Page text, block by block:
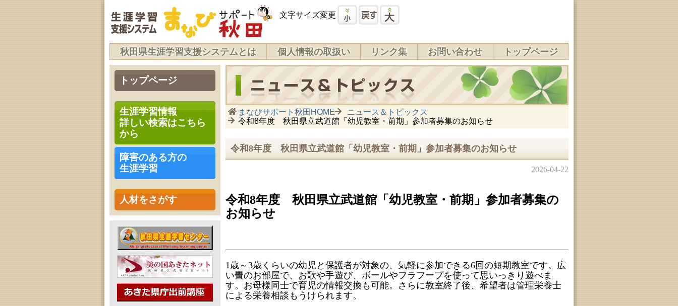
文字サイズ変更
秋田県生涯学習支援システムとは 個人情報の取扱い リンク集 お問い合わせ トップページ
トップページ
生涯学習情報
詳しい検索はこちら
から
障害のある方の
生涯学習
人材をさがす
まなびサポート秋田HOME
ニュース＆トピックス
令和8年度 秋田県立武道館「幼児教室・前期」参加者募集のお知らせ
令和8年度 秋田県立武道館「幼児教室・前期」参加者募集のお知らせ
2026-04-22
令和8年度 秋田県立武道館「幼児教室・前期」参加者募集の
お知らせ
1歳～3歳くらいの幼児と保護者が対象の、気軽に参加できる6回の短期教室です。広
い畳のお部屋で、お歌や手遊び、ボールやフラフープを使って思いっきり遊べま
す。お母様同士で育児の情報交換も可能。さらに教室終了後、希望者は管理栄養士
による栄養相談もうけられます。